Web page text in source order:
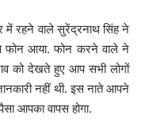
में रहने वाले सुरेंद्रनाथ सिंह ने
फोन आया. फोन करने वाले ने
को देखते हुए आप सभी लोगों
नहीं थी. इस नाते आपने
आपका वापस होगा.